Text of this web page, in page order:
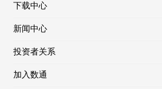
下载中心
新闻中心
投资者关系
加入数通